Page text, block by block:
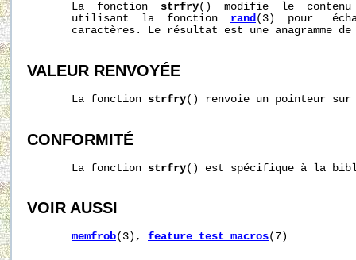
       La  fonction
strfry()  modifie  le
       utilisant  la  fonction
rand(3)  pour
caractères. Le résultat est une anagramme
VALEUR RENVOYÉE
       La fonction
strfry() renvoie un pointeur
CONFORMITÉ
       La fonction
strfry() est spécifique à la
VOIR AUSSI
memfrob(3), feature_test_macros(7)